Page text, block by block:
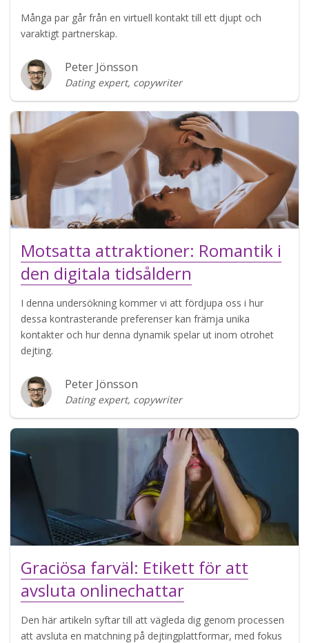
Många par går från en virtuell kontakt till ett djupt och
varaktigt partnerskap.
Peter Jönsson
Dating expert, copywriter
Motsatta attraktioner: Romantik i
den digitala tidsåldern
I denna undersökning kommer vi att fördjupa oss i hur
dessa kontrasterande preferenser kan främja unika
kontakter och hur denna dynamik spelar ut inom otrohet
dejting.
Peter Jönsson
Dating expert, copywriter
Graciösa farväl: Etikett för att
avsluta onlinechattar
Den här artikeln syftar till att vägleda dig genom processen
att avsluta en matchning på dejtingplattformar, med fokus